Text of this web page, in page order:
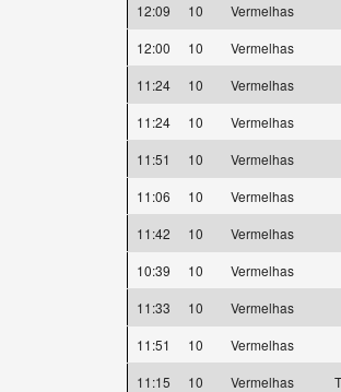
12:09
10
Vermelhas
12:00
10
Vermelhas
11:24
10
Vermelhas
11:24
10
Vermelhas
11:51
10
Vermelhas
11:06
10
Vermelhas
11:42
10
Vermelhas
10:39
10
Vermelhas
11:33
10
Vermelhas
11:51
10
Vermelhas
11:15
10 Vermelhas